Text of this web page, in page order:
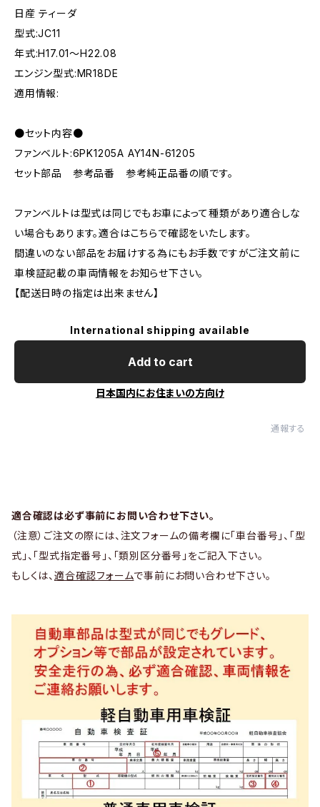
日産 ティーダ
型式:JC11
年式:H17.01～H22.08
エンジン型式:MR18DE
適用情報:
●セット内容●
ファンベルト:6PK1205A AY14N-61205
セット部品 参考品番 参考純正品番の順です。
ファンベルトは型式は同じでもお車によって種類があり適合しな
い場合もあります。適合はこちらで確認をいたします。
間違いのない部品をお届けする為にもお手数ですがご注文前に
車検証記載の車両情報をお知らせ下さい。
【配送日時の指定は出来ません】
International shipping available
Add to cart
日本国内にお住まいの方向け
通報する
適合確認は必ず事前にお問い合わせ下さい。
（注意）ご注文の際には、注文フォームの備考欄に「車台番号」、「型
式」、「型式指定番号」、「類別区分番号」をご記入下さい。
もしくは、 適合確認フォームで事前にお問い合わせ下さい。